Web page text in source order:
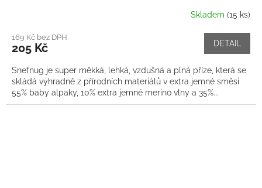
Skladem (15 ks)
169 Kč bez DPH
205 Kč DETAIL
Snefnug je super měkká, lehká, vzdušná a plná příze, která se
skládá výhradně z přírodních materiálů v extra jemné směsi
55% baby alpaky, 10% extra jemné merino vlny a 35%...